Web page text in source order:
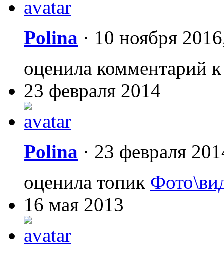
Polina · 10 ноября
оценила комментарий
23 февраля 2014
Polina · 23 февраля
оценила топик
16 мая 2013